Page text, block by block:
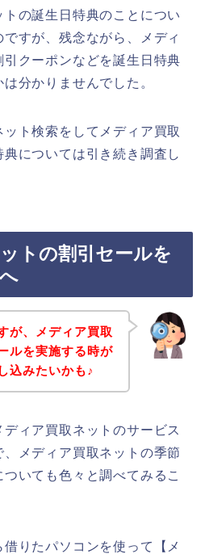
の誕生日特典のことについ
すが、残念ながら、メディ
クーポンなどを誕生日特典
分かりませんでした。
ト検索をしてメディア買取
については引き続き調査し
トの割引セールを
が、メディア買取
ルを実施する時が
込みたいかも♪
ィア買取ネットのサービス
メディア買取ネットの季節
いても色々と調べてみるこ
りたパソコンを使って【メ